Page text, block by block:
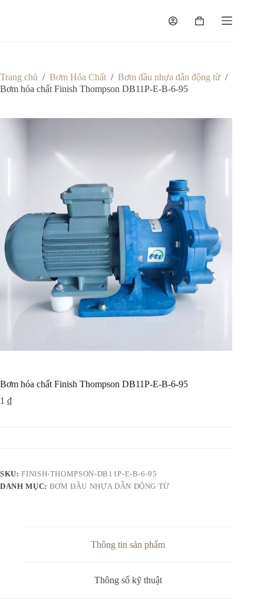
Giỏ
Trang chủ / Bơm Hóa Chất / Bơm đầu nhựa dẫn động từ /
Bơm hóa chất Finish Thompson DB11P-E-B-6-95
Bơm hóa chất Finish Thompson DB11P-E-B-6-95
1 ₫
SKU:FINISH-THOMPSON-DB11P-E-B-6-95
DANH MỤC: BƠM ĐẦU NHỰA DẪN ĐỘNG TỪ
Thông tin sản phẩm
Thông số kỹ thuật